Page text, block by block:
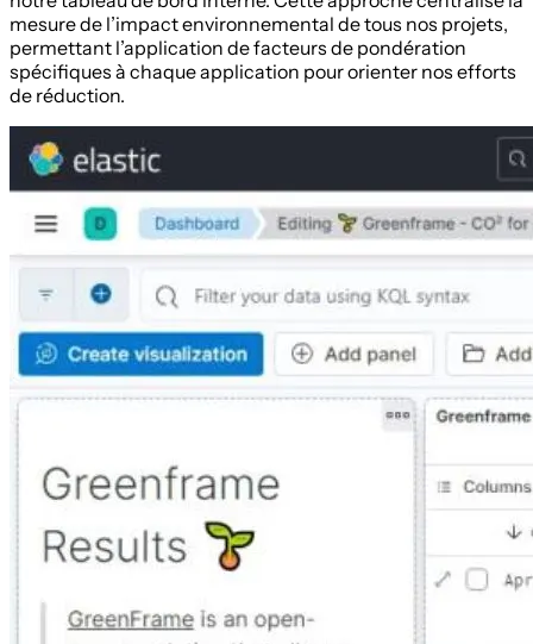
mesure de l’impact environnemental de tous nos projets,
permettant l’application de facteurs de pondération
spécifiques à chaque application pour orienter nos efforts
de réduction.